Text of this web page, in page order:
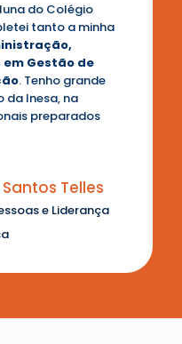
do Colégio
tanto a minha
Gestão de
. Tenho grande
Inesa, na
preparados
Telles
e Liderança